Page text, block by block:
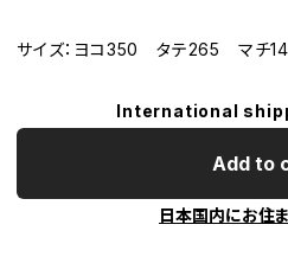
サイズ：ヨコ350 タテ265 マチ
International
Add to
日本国内にお住